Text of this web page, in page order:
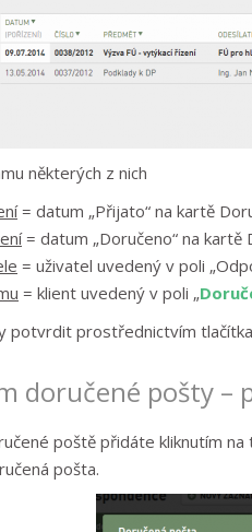
některých z nich
= datum „Přijato“ na kartě
= datum „Doručeno“ na kartě
= uživatel uvedený v poli
= klient uvedený v poli „
potvrdit prostřednictvím
doručené pošty –
poště přidáte kliknutím na
pošta.